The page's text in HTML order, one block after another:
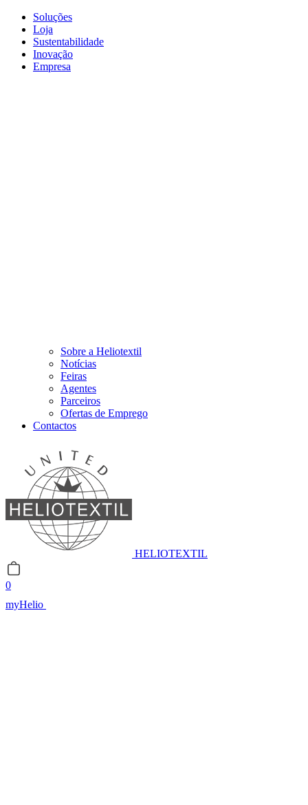
Soluções
Loja
Sustentabilidade
Inovação
Empresa
Sobre a Heliotextil
Notícias
Feiras
Agentes
Parceiros
Ofertas de Emprego
Contactos
HELIOTEXTIL
0
myHelio